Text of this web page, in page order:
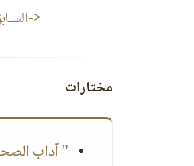
<-
مختارات
" آداب